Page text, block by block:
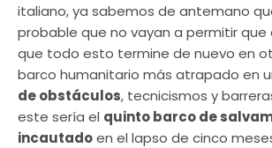
italiano, ya sabemos de antemano
probable que no vayan a permitir que
que todo esto termine de nuevo en
barco humanitario más atrapado en
de obstáculos, tecnicismos y
este sería el quinto barco de
incautadoen el lapso de cinco